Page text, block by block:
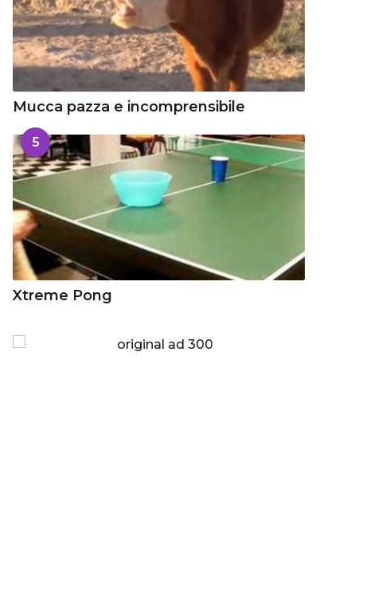
Mucca pazza e incomprensibile
5
Xtreme Pong